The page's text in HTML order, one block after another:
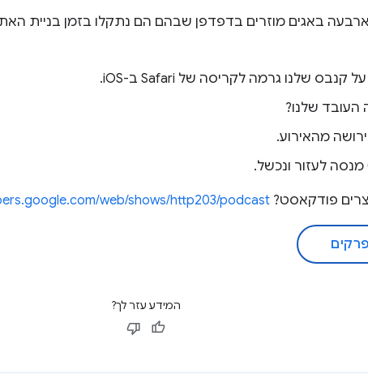
ארבעה באגים מוזרים בדפדפן שבהם הם נתקלו בזמן בניית
פודקאסט? web/shows/http203/podcast/
המידע עזר לך?